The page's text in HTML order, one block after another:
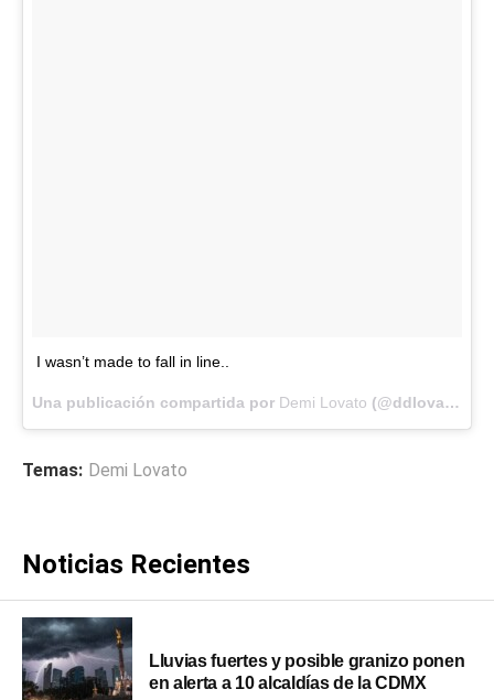
I wasn’t made to fall in line..
Una publicación compartida por Demi Lovato (@ddlovato) el
Temas: Demi Lovato
Noticias Recientes
Lluvias fuertes y posible granizo ponen
en alerta a 10 alcaldías de la CDMX